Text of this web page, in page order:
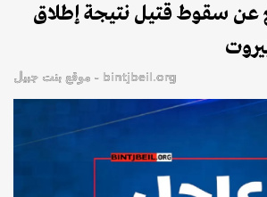
عن سقوط قتيل نتيجة ​إطلاق
bintjbeil.org - موقع بنت جبيل